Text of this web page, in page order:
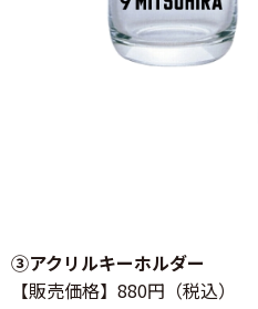
③アクリルキーホルダー
【販売価格】880円（税込）